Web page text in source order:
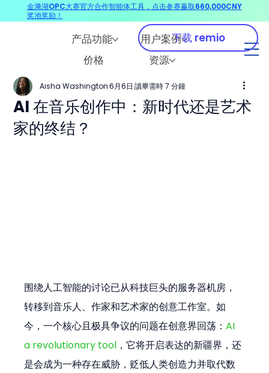
产品功能
用户案例
价格
资源
下载 remio
AI 在音乐创作中：新时代还是艺术
家的终结？
Aisha Washington 6月6日 讀畢需時 7 分鐘
围绕人工智能的讨论已从科技巨头的服务器机房，
转移到音乐人、作家和艺术家的创意工作室。如
今，一个核心且极具争议的问题在创意界回荡：AI
a revolutionary tool ，它将开启表达的新疆界，还
是会成为一种存在威胁，贬低人类创造力并取代数
金漪湖OPC大赛官方合作智能体工具，点击参赛赢取660,000CNY
奖池奖励！